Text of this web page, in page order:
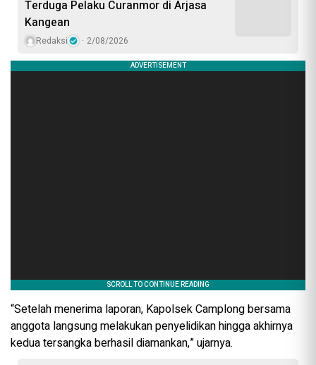
Terduga Pelaku Curanmor di Arjasa
Kangean
Redaksi 2/08/2026
“Setelah menerima laporan, Kapolsek Camplong bersama
anggota langsung melakukan penyelidikan hingga akhirnya
kedua tersangka berhasil diamankan,” ujarnya.